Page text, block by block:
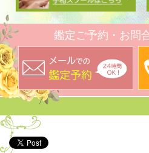
鑑定ご予約・お問